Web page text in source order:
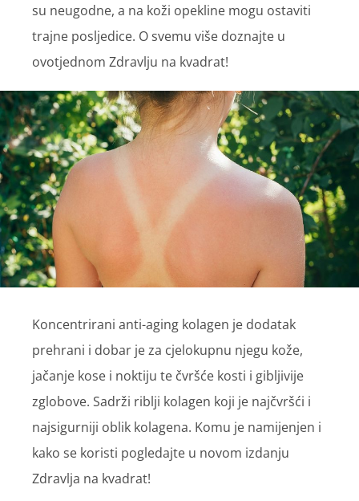
su neugodne, a na koži opekline mogu ostaviti
trajne posljedice. O svemu više doznajte u
ovotjednom Zdravlju na kvadrat!
Koncentrirani anti-aging kolagen je dodatak
prehrani i dobar je za cjelokupnu njegu kože,
jačanje kose i noktiju te čvršće kosti i gibljivije
zglobove. Sadrži riblji kolagen koji je najčvršći i
najsigurniji oblik kolagena. Komu je namijenjen i
kako se koristi pogledajte u novom izdanju
Zdravlja na kvadrat!